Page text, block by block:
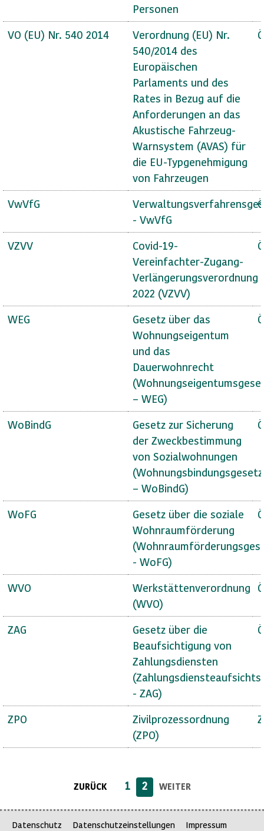
Personen
VO (EU) Nr. 540 2014
Verordnung (EU) Nr.
540/2014 des
Europäischen
Parlaments und des
Rates in Bezug auf die
Anforderungen an das
Akustische Fahrzeug-
Warnsystem (AVAS) für
die EU-Typgenehmigung
von Fahrzeugen
VwVfG
- VwVfG
VZVV
Covid-19-
Vereinfachter-Zugang-
Verlängerungsverordnung
2022 (VZVV)
WEG
Gesetz über das
Wohnungseigentum
und das
Dauerwohnrecht
– WEG)
WoBindG
Gesetz zur Sicherung
der Zweckbestimmung
von Sozialwohnungen
(Wohnungsbindungsgesetz
– WoBindG)
WoFG
Gesetz über die soziale
Wohnraumförderung
- WoFG)
WVO
Werkstättenverordnung
(WVO)
ZAG
Gesetz über die
Beaufsichtigung von
Zahlungsdiensten
- ZAG)
ZPO
Zivilprozessordnung
(ZPO)
ZURÜCK 1 2 WEITER
Datenschutz Datenschutzeinstellungen Impressum